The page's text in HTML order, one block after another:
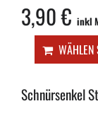
3,90 € inkl
WÄHLEN
Schnürsenkel